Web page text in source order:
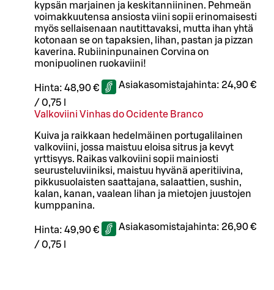
kypsän marjainen ja keskitanniininen. Pehmeän
voimakkuutensa ansiosta viini sopii erinomaisesti
myös sellaisenaan nautittavaksi, mutta ihan yhtä
kotonaan se on tapaksien, lihan, pastan ja pizzan
kaverina. Rubiininpunainen Corvina on
monipuolinen ruokaviini!
Hinta: 48,90 € Asiakasomistajahinta: 24,90 €
/ 0,75 l
Valkoviini Vinhas do Ocidente Branco
Kuiva ja raikkaan hedelmäinen portugalilainen
valkoviini, jossa maistuu eloisa sitrus ja kevyt
yrttisyys. Raikas valkoviini sopii mainiosti
seurusteluviiniksi, maistuu hyvänä aperitiivina,
pikkusuolaisten saattajana, salaattien, sushin,
kalan, kanan, vaalean lihan ja mietojen juustojen
kumppanina.
Hinta: 49,90 € Asiakasomistajahinta: 26,90 €
/ 0,75 l